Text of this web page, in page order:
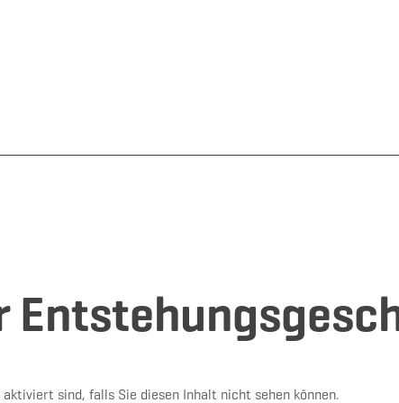
sind, falls Sie diesen Inhalt nicht sehen können.